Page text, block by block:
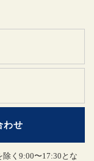
わせ
く9:00〜17:30とな